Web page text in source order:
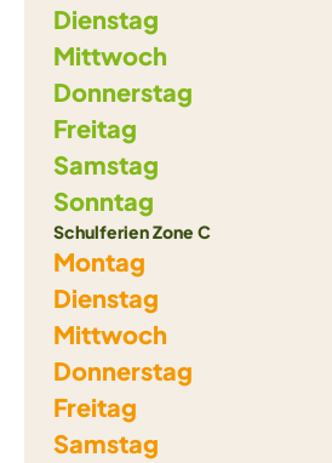
Dienstag
Mittwoch
Donnerstag
Freitag
Samstag
Sonntag
Schulferien Zone C
Montag
Dienstag
Mittwoch
Donnerstag
Freitag
Samstag